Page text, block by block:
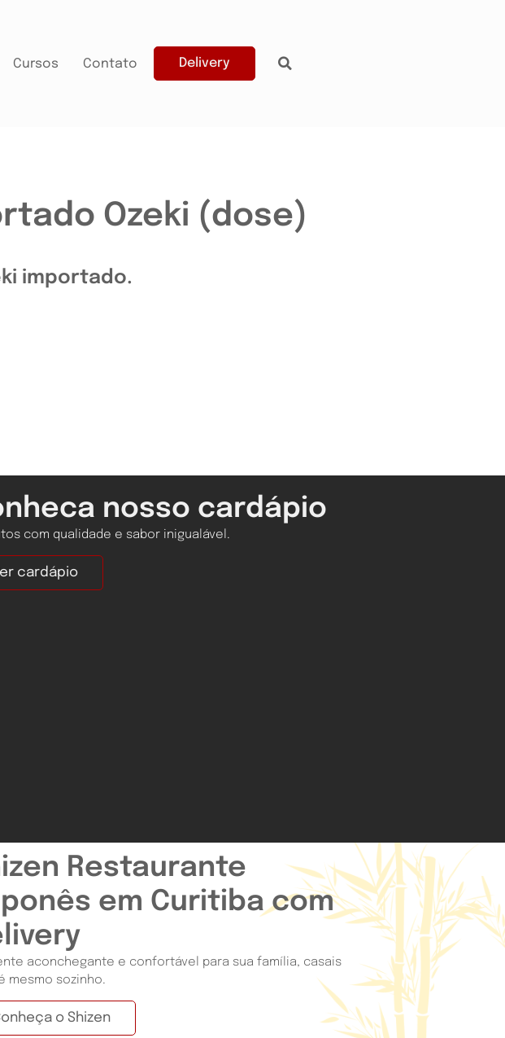
Cursos Contato Delivery
Ozeki (dose)
importado.
nosso cardápio
com qualidade e sabor inigualável.
cardápio
Restaurante
em Curitiba com
aconchegante e confortável para sua família, casais
mesmo sozinho.
o Shizen